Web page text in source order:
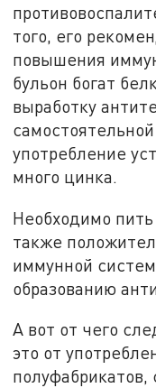
того, его
повышения
бульон богат
выработку
употребление
много цинка.
Необходимо
также
иммунной
образованию
А вот от чего
это от
полуфабрикатов,